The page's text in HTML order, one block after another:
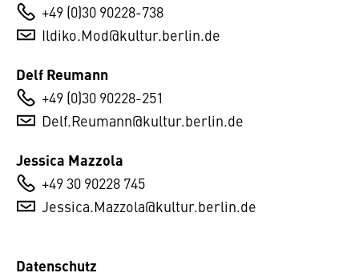
+49 (0)30 90228-738
Ildiko.Mod@kultur.berlin.de
Delf Reumann
+49 (0)30 90228-251
Delf.Reumann@kultur.berlin.de
Jessica Mazzola
+49 30 90228 745
Jessica.Mazzola@kultur.berlin.de
Datenschutz